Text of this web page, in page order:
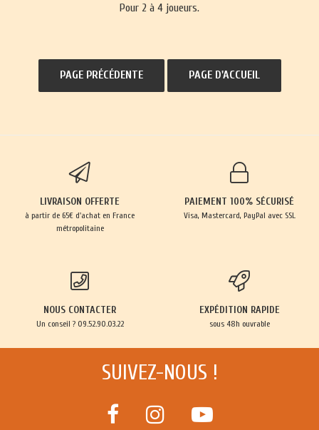
Pour 2 à 4 joueurs.
LIVRAISON OFFERTE
à partir de 65€ d'achat en France
métropolitaine
PAIEMENT 100% SÉCURISÉ
Visa, Mastercard, PayPal avec SSL
NOUS CONTACTER
Un conseil ? 09.52.90.03.22
EXPÉDITION RAPIDE
sous 48h ouvrable
SUIVEZ-NOUS !